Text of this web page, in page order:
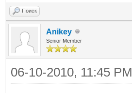
Поиск
Anikey
Senior Member
06-10-2010, 11:45 PM